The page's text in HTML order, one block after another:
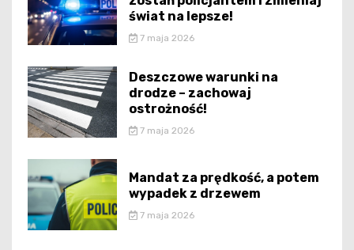
świat na lepsze!
7 maja 2026
Deszczowe warunki na
drodze – zachowaj
ostrożność!
7 maja 2026
Mandat za prędkość, a potem
wypadek z drzewem
7 maja 2026